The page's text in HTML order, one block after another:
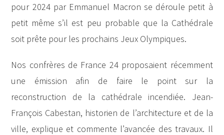
pour 2024 par Emmanuel Macron se déroule petit à
petit même s’il est peu probable que la Cathédrale
soit prête pour les prochains Jeux Olympiques.
Nos confrères de France 24 proposaient récemment
une émission afin de faire le point sur la
reconstruction de la cathédrale incendiée. Jean-
François Cabestan, historien de l’architecture et de la
ville, explique et commente l’avancée des travaux. Il